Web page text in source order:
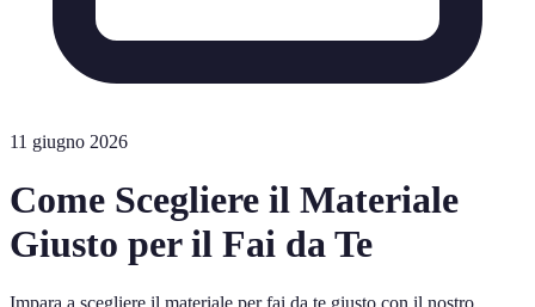
11 giugno 2026
Come Scegliere il Materiale
Giusto per il Fai da Te
Impara a scegliere il materiale per fai da te giusto con il nostro